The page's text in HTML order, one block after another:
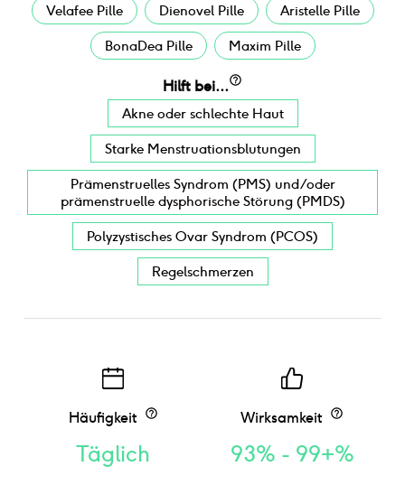
Velafee Pille Dienovel Pille Aristelle Pille
BonaDea Pille Maxim Pille
Hilft bei...
Akne oder schlechte Haut
Starke Menstruationsblutungen
Prämenstruelles Syndrom (PMS) und/oder
prämenstruelle dysphorische Störung (PMDS)
Polyzystisches Ovar Syndrom (PCOS)
Regelschmerzen
Häufigkeit
Täglich
Wirksamkeit
93% - 99+%